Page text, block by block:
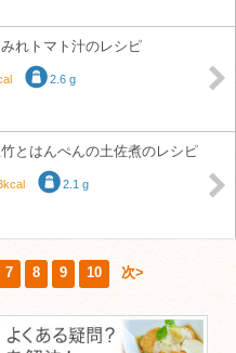
れトマト汁のレシピ
2.6 g
とはんぺんの土佐煮のレシピ
2.1 g
7 8 9 10 次>